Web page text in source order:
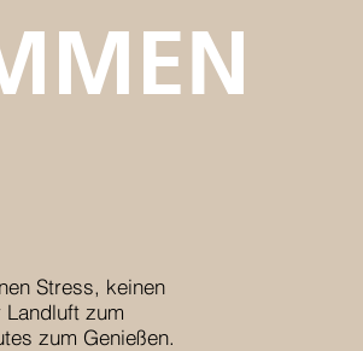
Stress, keinen
Landluft zum
zum Genießen.